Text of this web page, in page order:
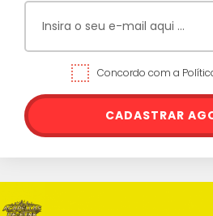
Concordo com a
CADASTRAR